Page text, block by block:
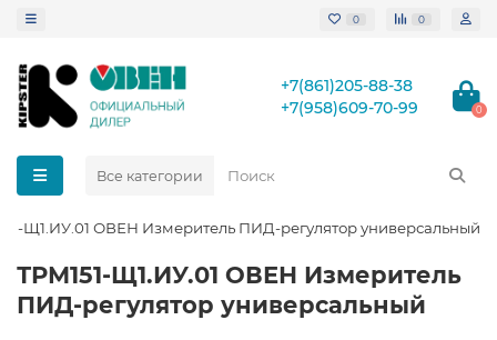
0 0
+7(861)205-88-38
+7(958)609-70-99
0
Все категории
Щ1.ИУ.01 ОВЕН Измеритель ПИД-регулятор универсальный
ТРМ151-Щ1.ИУ.01 ОВЕН Измеритель
ПИД-регулятор универсальный